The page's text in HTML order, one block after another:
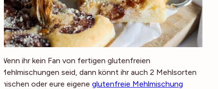
Wenn ihr kein Fan von fertigen glutenfreien
Mehlmischungen seid, dann könnt ihr auch 2 Mehlsorten
mischen oder eure eigene glutenfreie Mehlmischung